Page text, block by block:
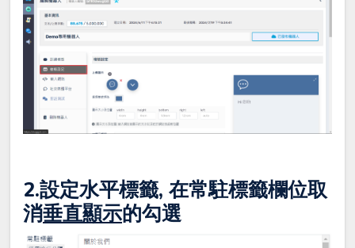
2.設定水平標籤, 在常駐標籤欄位取
消垂直顯示的勾選